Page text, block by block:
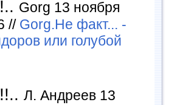
Gorg 13 ноября
// Gorg.Не факт... -
или голубой
Л. Андреев 13